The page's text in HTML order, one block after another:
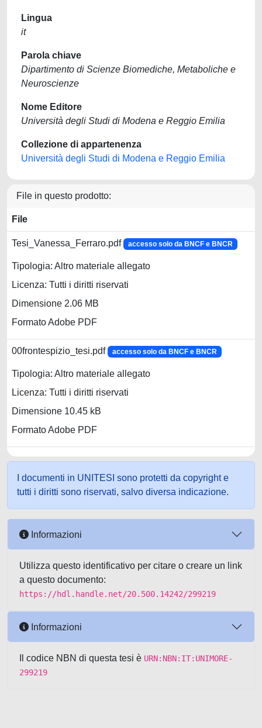
Lingua
it
Parola chiave
Dipartimento di Scienze Biomediche, Metaboliche e
Neuroscienze
Nome Editore
Università degli Studi di Modena e Reggio Emilia
Collezione di appartenenza
Università degli Studi di Modena e Reggio Emilia
File in questo prodotto:
File
Tesi_Vanessa_Ferraro.pdf accesso solo da BNCF e BNCR
Tipologia: Altro materiale allegato
Licenza: Tutti i diritti riservati
Dimensione 2.06 MB
Formato Adobe PDF
00frontespizio_tesi.pdf accesso solo da BNCF e BNCR
Tipologia: Altro materiale allegato
Licenza: Tutti i diritti riservati
Dimensione 10.45 kB
Formato Adobe PDF
I documenti in UNITESI sono protetti da copyright e
tutti i diritti sono riservati, salvo diversa indicazione.
Informazioni
Utilizza questo identificativo per citare o creare un link
a questo documento:
https://hdl.handle.net/20.500.14242/299219
Informazioni
Il codice NBN di questa tesi è URN:NBN:IT:UNIMORE-
299219